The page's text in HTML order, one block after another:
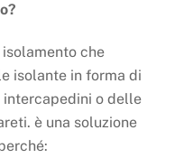
che
isolante in forma di
o delle
è una soluzione